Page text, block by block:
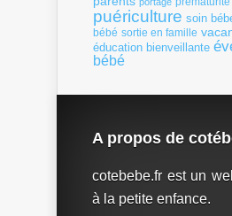
puériculture soin
bébé sortie en famille
éducation bienveillante
bébé
A propos de
cotebebe.fr est un
à la petite enfance.